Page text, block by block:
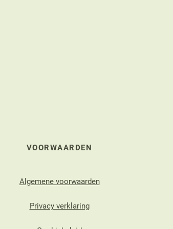
VOORWAARDEN
Algemene voorwaarden
Privacy verklaring